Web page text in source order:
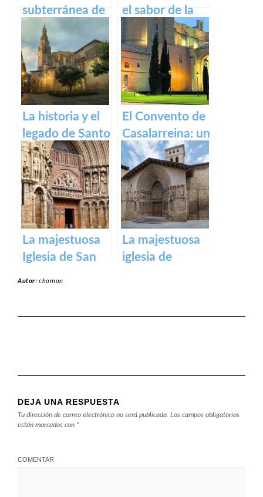
subterránea de
Arnedo: La
cueva de los
cien pilares
el sabor de la
excelencia en
vinos
La historia y el
legado de Santo
Domingo de la
Calzada
El Convento de
Casalarreina: un
tesoro de
devoción y arte
en honor a la
Virgen de la
Piedad
La majestuosa
Iglesia de San
La majestuosa
iglesia de
Autor:chomon
DEJA UNA RESPUESTA
Tu dirección de correo electrónico no será publicada. Los campos obligatorios
están marcados con *
COMENTAR